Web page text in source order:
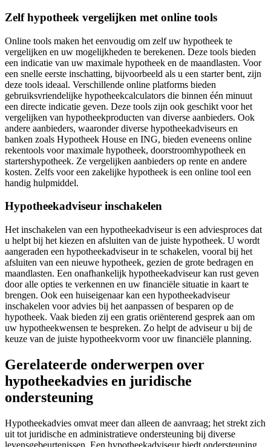
Zelf hypotheek vergelijken met online tools
Online tools maken het eenvoudig om zelf uw hypotheek te
vergelijken en uw mogelijkheden te berekenen. Deze tools bieden
een indicatie van uw maximale hypotheek en de maandlasten. Voor
een snelle eerste inschatting, bijvoorbeeld als u een starter bent, zijn
deze tools ideaal. Verschillende online platforms bieden
gebruiksvriendelijke hypotheekcalculators die binnen één minuut
een directe indicatie geven. Deze tools zijn ook geschikt voor het
vergelijken van hypotheekproducten van diverse aanbieders. Ook
andere aanbieders, waaronder diverse hypotheekadviseurs en
banken zoals Hypotheek House en ING, bieden eveneens online
rekentools voor maximale hypotheek, doorstroomhypotheek en
startershypotheek. Ze vergelijken aanbieders op rente en andere
kosten. Zelfs voor een zakelijke hypotheek is een online tool een
handig hulpmiddel.
Hypotheekadviseur inschakelen
Het inschakelen van een hypotheekadviseur is een adviesproces dat
u helpt bij het kiezen en afsluiten van de juiste hypotheek. U wordt
aangeraden een hypotheekadviseur in te schakelen, vooral bij het
afsluiten van een nieuwe hypotheek, gezien de grote bedragen en
maandlasten. Een onafhankelijk hypotheekadviseur kan rust geven
door alle opties te verkennen en uw financiële situatie in kaart te
brengen. Ook een huiseigenaar kan een hypotheekadviseur
inschakelen voor advies bij het aanpassen of besparen op de
hypotheek. Vaak bieden zij een gratis oriënterend gesprek aan om
uw hypotheekwensen te bespreken. Zo helpt de adviseur u bij de
keuze van de juiste hypotheekvorm voor uw financiële planning.
Gerelateerde onderwerpen over
hypotheekadvies en juridische
ondersteuning
Hypotheekadvies omvat meer dan alleen de aanvraag; het strekt zich
uit tot juridische en administratieve ondersteuning bij diverse
levensgebeurtenissen. Een hypotheekadviseur biedt ondersteuning